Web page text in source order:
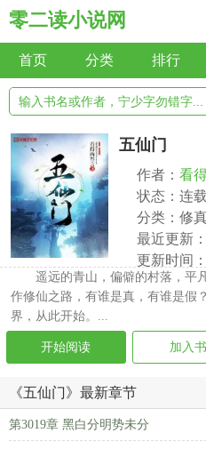
零二读小说网
首页 分类 排行
五仙门
作者： 看
状态：连
分类：修
最近更新：
更新时间
遥远的青山，偏僻的村落，平
作修仙之路，有谁是真，有谁是假
界，从此开始。...
开始阅读 加入
《五仙门》最新章节
第3019章 黑白分明势未分